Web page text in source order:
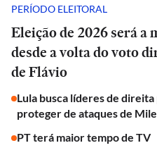
PERÍODO ELEITORAL
Eleição de 2026 será a
desde a volta do voto
de Flávio
Lula busca líderes de
proteger de ataques de
PT terá maior tempo de TV